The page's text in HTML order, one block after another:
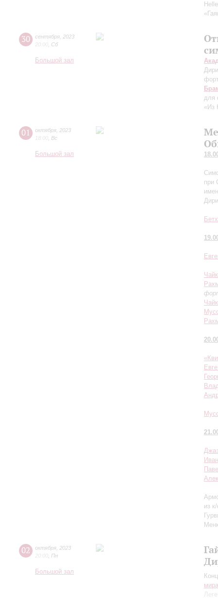
30 сентября 2023
20:00 Сб
Большой зал
для
«Из
01 октября 2023
18:00 Вс
Большой зал
при
из
02 октября 2023
20:00 Пн
Большой зал